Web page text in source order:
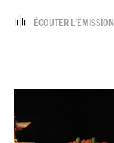
ÉCOUTER L’ÉMISSION